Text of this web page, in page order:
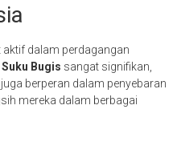
aktif dalam perdagangan
Suku Bugis sangat signifikan,
berperan dalam penyebaran
mereka dalam berbagai